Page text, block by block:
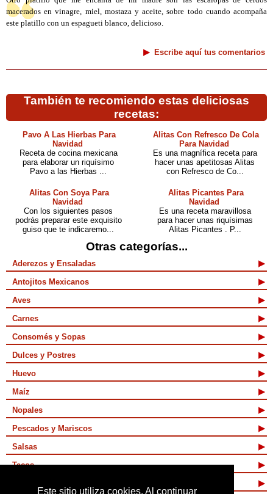
Este sitio utiliza cookies. Al continuar
macerados en vinagre, miel, mostaza y aceite, sobre todo cuando acompaña
este platillo con un espagueti blanco, delicioso.
Escribe aquí tus comentarios
También te recomiendo estas deliciosas
recetas:
Pavo A Las Hierbas Para
Navidad
Receta de cocina mexicana
para elaborar un riquísimo
Pavo a las Hierbas ...
Alitas Con Refresco De Cola
Para Navidad
Es una magnífica receta para
hacer unas apetitosas Alitas
con Refresco de Co...
Alitas Con Soya Para
Navidad
Con los siguientes pasos
podrás preparar este exquisito
guiso que te indicaremo...
Alitas Picantes Para
Navidad
Es una receta maravillosa
para hacer unas riquísimas
Alitas Picantes . P...
Otras categorías...
Aderezos y Ensaladas
Antojitos Mexicanos
Aves
Carnes
Consomés y Sopas
Dulces y Postres
Huevo
Maíz
Nopales
Pescados y Mariscos
Salsas
Tacos